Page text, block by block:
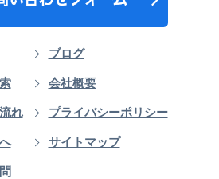
れ
ブログ
会社概要
プライバシーポリシー
サイトマップ